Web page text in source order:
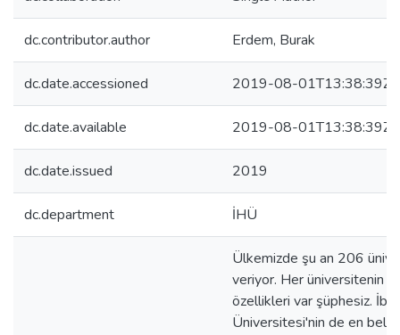
dc.contributor.author Erdem, Burak
dc.date.accessioned 2019-08-01T13:38:39Z
dc.date.available 2019-08-01T13:38:39Z
dc.date.issued 2019
dc.department İHÜ
Ülkemizde şu an 206
veriyor. Her üniversitenin
özellikleri var şüphesiz. İbn
Üniversitesi'nin de en